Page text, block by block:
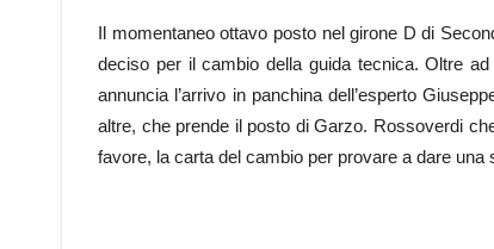
Il momentaneo ottavo posto nel girone D di
deciso per il cambio della guida tecnica. Oltre
annuncia l’arrivo in panchina dell’esperto
altre, che prende il posto di Garzo. Rossoverdi
favore, la carta del cambio per provare a dare